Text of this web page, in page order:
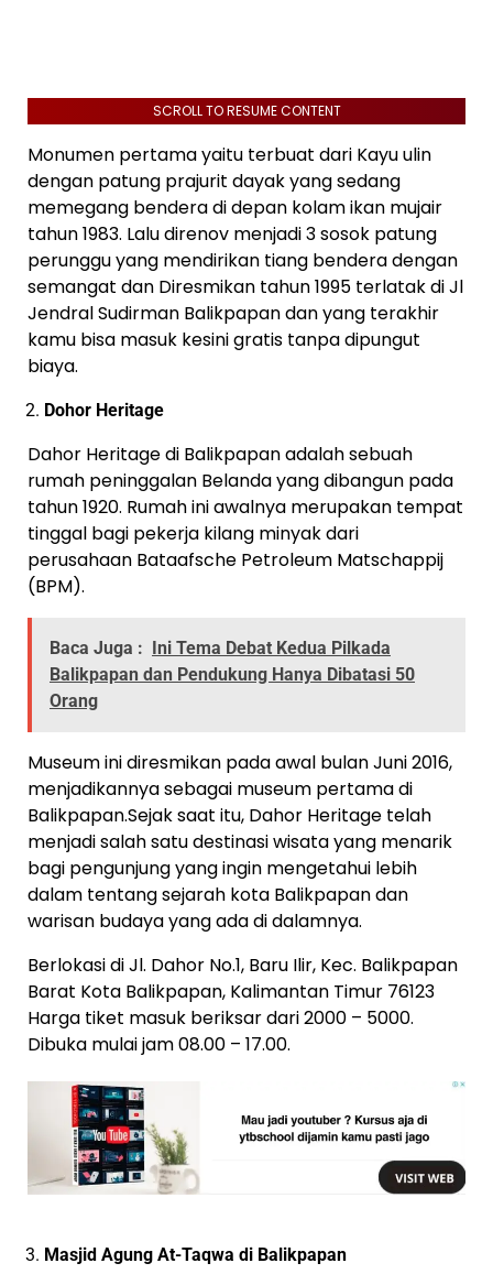
SCROLL TO RESUME CONTENT
Monumen pertama yaitu terbuat dari Kayu ulin
dengan patung prajurit dayak yang sedang
memegang bendera di depan kolam ikan mujair
tahun 1983. Lalu direnov menjadi 3 sosok patung
perunggu yang mendirikan tiang bendera dengan
semangat dan Diresmikan tahun 1995 terlatak di Jl
Jendral Sudirman Balikpapan dan yang terakhir
kamu bisa masuk kesini gratis tanpa dipungut
biaya.
Dohor Heritage
Dahor Heritage di Balikpapan adalah sebuah
rumah peninggalan Belanda yang dibangun pada
tahun 1920. Rumah ini awalnya merupakan tempat
tinggal bagi pekerja kilang minyak dari
perusahaan Bataafsche Petroleum Matschappij
(BPM).
Baca Juga :
Ini Tema Debat Kedua Pilkada
Balikpapan dan Pendukung Hanya Dibatasi 50
Orang
Museum ini diresmikan pada awal bulan Juni 2016,
menjadikannya sebagai museum pertama di
Balikpapan.Sejak saat itu, Dahor Heritage telah
menjadi salah satu destinasi wisata yang menarik
bagi pengunjung yang ingin mengetahui lebih
dalam tentang sejarah kota Balikpapan dan
warisan budaya yang ada di dalamnya.
Berlokasi di Jl. Dahor No.1, Baru Ilir, Kec. Balikpapan
Barat Kota Balikpapan, Kalimantan Timur 76123
Harga tiket masuk beriksar dari 2000 – 5000.
Dibuka mulai jam 08.00 – 17.00.
Masjid Agung At-Taqwa di Balikpapan